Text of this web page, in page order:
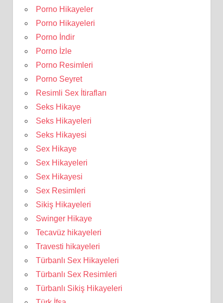
Porno Hikayeler
Porno Hikayeleri
Porno İndir
Porno İzle
Porno Resimleri
Porno Seyret
Resimli Sex İtirafları
Seks Hikaye
Seks Hikayeleri
Seks Hikayesi
Sex Hikaye
Sex Hikayeleri
Sex Hikayesi
Sex Resimleri
Sikiş Hikayeleri
Swinger Hikaye
Tecavüz hikayeleri
Travesti hikayeleri
Türbanlı Sex Hikayeleri
Türbanlı Sex Resimleri
Türbanlı Sikiş Hikayeleri